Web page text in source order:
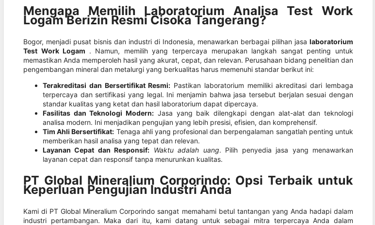
Mengapa Memilih Laboratorium Analisa Test Work
Logam Berizin Resmi Cisoka Tangerang?
Bogor, menjadi pusat bisnis dan industri di Indonesia, menawarkan berbagai pilihan jasa laboratorium
Test Work Logam . Namun, memilih yang terpercaya merupakan langkah sangat penting untuk
memastikan Anda memperoleh hasil yang akurat, cepat, dan relevan. Perusahaan bidang penelitian dan
pengembangan mineral dan metalurgi yang berkualitas harus memenuhi standar berikut ini:
Terakreditasi dan Bersertifikat Resmi: Pastikan laboratorium memiliki akreditasi dari lembaga
terpercaya dan sertifikasi yang legal. Ini menjamin bahwa jasa tersebut berjalan sesuai dengan
standar kualitas yang ketat dan hasil laboratorium dapat dipercaya.
Fasilitas dan Teknologi Modern: Jasa yang baik dilengkapi dengan alat-alat dan teknologi
analisa modern. Ini menjadikan pengujian yang lebih presisi, efisien, dan komprehensif.
Tim Ahli Bersertifikat: Tenaga ahli yang profesional dan berpengalaman sangatlah penting untuk
memberikan hasil analisa yang tepat dan relevan.
Layanan Cepat dan Responsif: Waktu adalah uang. Pilih penyedia jasa yang menawarkan
layanan cepat dan responsif tanpa menurunkan kualitas.
PT Global Mineralium Corporindo: Opsi Terbaik untuk
Keperluan Pengujian Industri Anda
Kami di PT Global Mineralium Corporindo sangat memahami betul tantangan yang Anda hadapi dalam
industri pertambangan. Maka dari itu, kami datang untuk sebagai mitra terpercaya Anda dalam